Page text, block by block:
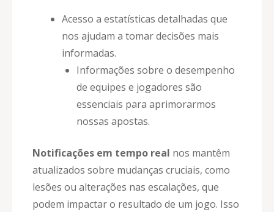
Acesso a estatísticas detalhadas que
nos ajudam a tomar decisões mais
informadas.
Informações sobre o desempenho
de equipes e jogadores são
essenciais para aprimorarmos
nossas apostas.
Notificações em tempo real nos mantêm
atualizados sobre mudanças cruciais, como
lesões ou alterações nas escalações, que
podem impactar o resultado de um jogo. Isso